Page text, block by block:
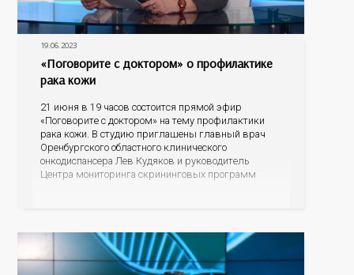
19.06.2023
«Поговорите с доктором» о профилактике
рака кожи
21 июня в 19 часов состоится прямой эфир
«Поговорите с доктором» на тему профилактики
рака кожи. В студию приглашены главный врач
Оренбургского областного клинического
онкодиспансера Лев Кудяков и руководитель
Центра мониторинга скрининговых программ
человек может заподозрить